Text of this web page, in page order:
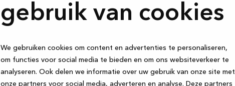
gebruik van cookies
We gebruiken cookies om content en advertenties te personaliseren,
om functies voor social media te bieden en om ons websiteverkeer te
analyseren. Ook delen we informatie over uw gebruik van onze site met
onze partners voor social media, adverteren en analyse. Deze partners